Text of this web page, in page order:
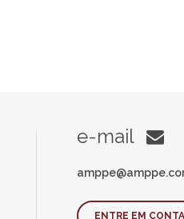
e-mail
ENTRE EM